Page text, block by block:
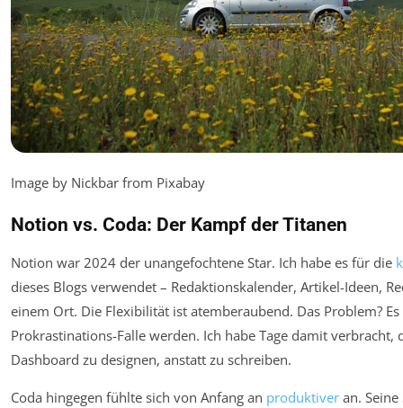
Image by Nickbar from Pixabay
Notion vs. Coda: Der Kampf der Titanen
Notion war 2024 der unangefochtene Star. Ich habe es für die
dieses Blogs verwendet – Redaktionskalender, Artikel-Ideen,
einem Ort. Die Flexibilität ist atemberaubend. Das Problem?
Prokrastinations-Falle werden. Ich habe Tage damit verbracht,
Dashboard zu designen, anstatt zu schreiben.
Coda hingegen fühlte sich von Anfang an produktiver an.